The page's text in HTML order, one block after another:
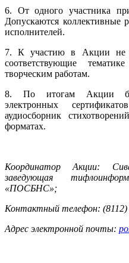
6. От одного участника
Допускаются коллективные
исполнителей.
7. К участию в Акции не
соответствующие
творческим работам.
8. По итогам Акции
электронных
аудиосборник
форматах.
Координатор Акции:
заведующая
«ПОСБНС»;
Контактный телефон: (8112)
Адрес электронной почты: